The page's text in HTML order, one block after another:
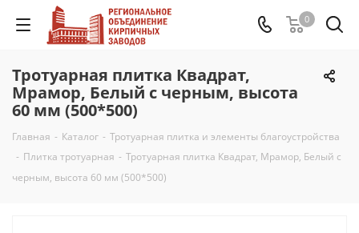
0
Тротуарная плитка Квадрат,
Мрамор, Белый с черным, высота
60 мм (500*500)
Главная - Каталог - Тротуарная плитка и элементы благоустройства
- Плитка тротуарная - Тротуарная плитка Квадрат, Мрамор, Белый с
черным, высота 60 мм (500*500)